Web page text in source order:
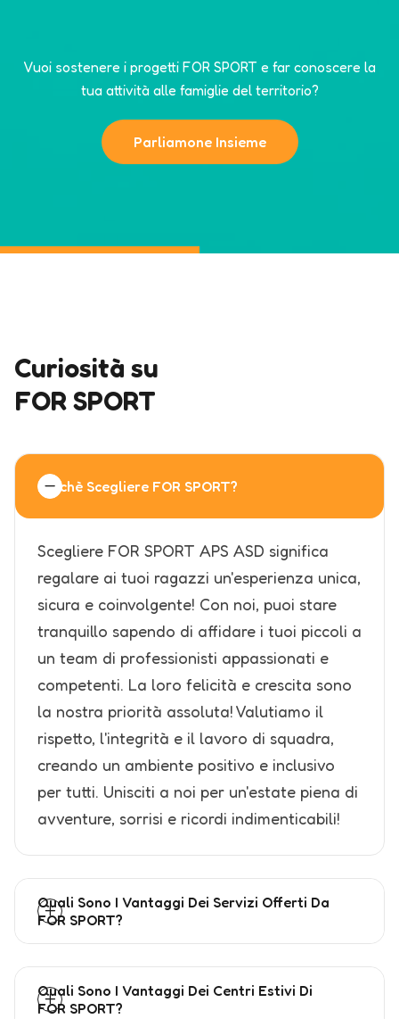
Vuoi sostenere i progetti FOR SPORT e far conoscere la
tua attività alle famiglie del territorio?
Parliamone Insieme
Curiosità su
FOR SPORT
Perchè Scegliere FOR SPORT?
Scegliere FOR SPORT APS ASD significa
regalare ai tuoi ragazzi un'esperienza unica,
sicura e coinvolgente! Con noi, puoi stare
tranquillo sapendo di affidare i tuoi piccoli a
un team di professionisti appassionati e
competenti. La loro felicità e crescita sono
la nostra priorità assoluta! Valutiamo il
rispetto, l'integrità e il lavoro di squadra,
creando un ambiente positivo e inclusivo
per tutti. Unisciti a noi per un'estate piena di
avventure, sorrisi e ricordi indimenticabili!
Quali Sono I Vantaggi Dei Servizi Offerti Da
FOR SPORT?
Quali Sono I Vantaggi Dei Centri Estivi Di
FOR SPORT?